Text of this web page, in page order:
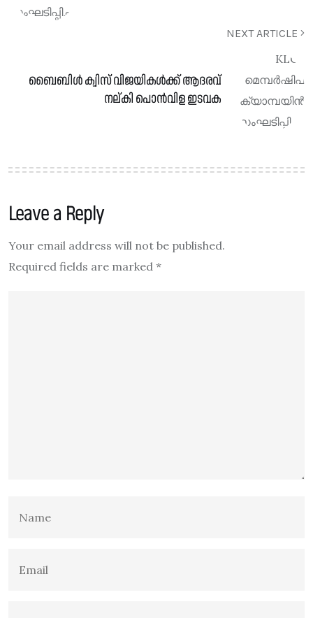
NEXT ARTICLE
ബൈബിൾ ക്വിസ് വിജയികൾക്ക് ആദരവ്
നല്കി പൊൻവിള ഇടവക
Leave a Reply
Your email address will not be published.
Required fields are marked *